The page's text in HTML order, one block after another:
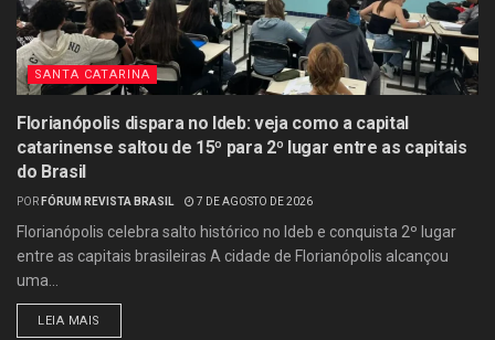
SANTA CATARINA
Florianópolis dispara no Ideb: veja como a capital
catarinense saltou de 15º para 2º lugar entre as capitais
do Brasil
POR FÓRUM REVISTA BRASIL 7 DE AGOSTO DE 2026
Florianópolis celebra salto histórico no Ideb e conquista 2º lugar
entre as capitais brasileiras A cidade de Florianópolis alcançou
uma...
LEIA MAIS